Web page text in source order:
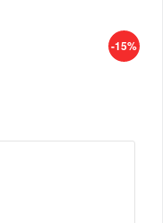
-15%